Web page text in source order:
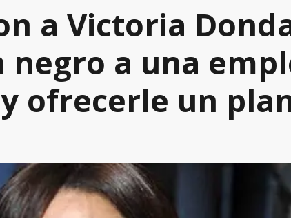
a Victoria
a una
ofrecerle un